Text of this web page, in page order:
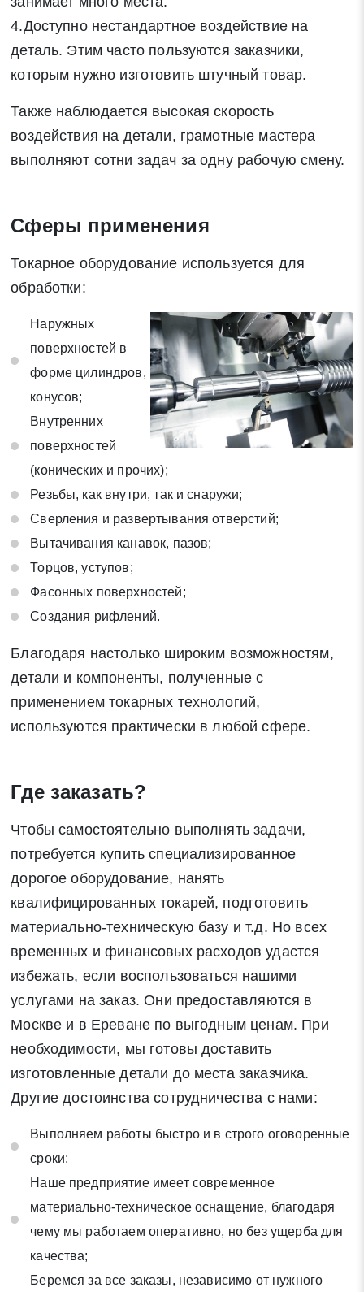
4.Доступно нестандартное воздействие на
деталь. Этим часто пользуются заказчики,
которым нужно изготовить штучный товар.
Также наблюдается высокая скорость
воздействия на детали, грамотные мастера
выполняют сотни задач за одну рабочую смену.
Сферы применения
Токарное оборудование используется для
обработки:
Наружных
поверхностей в
форме цилиндров,
конусов;
Внутренних
поверхностей
(конических и прочих);
Резьбы, как внутри, так и снаружи;
Сверления и развертывания отверстий;
Вытачивания канавок, пазов;
Торцов, уступов;
Фасонных поверхностей;
Создания рифлений.
Благодаря настолько широким возможностям,
детали и компоненты, полученные с
применением токарных технологий,
используются практически в любой сфере.
Где заказать?
Чтобы самостоятельно выполнять задачи,
потребуется купить специализированное
дорогое оборудование, нанять
квалифицированных токарей, подготовить
материально-техническую базу и т.д. Но всех
временных и финансовых расходов удастся
избежать, если воспользоваться нашими
услугами на заказ. Они предоставляются в
Москве и в Ереване по выгодным ценам. При
необходимости, мы готовы доставить
изготовленные детали до места заказчика.
Другие достоинства сотрудничества с нами:
Выполняем работы быстро и в строго оговоренные
сроки;
Наше предприятие имеет современное
материально-техническое оснащение, благодаря
чему мы работаем оперативно, но без ущерба для
качества;
Беремся за все заказы, независимо от нужного
Заявка на обратный звонок
Закрыть
Нажимая на кнопку «Отправить заявку» Вы даете согласие
на обработку своих персональных данных в соответствии со
статьей 9 Федерального закона от 27 июля 2006 г. N 152-ФЗ
«О персональных данных», а также соглашаетесь на
информационную рассылку по средством e-mail или СМС